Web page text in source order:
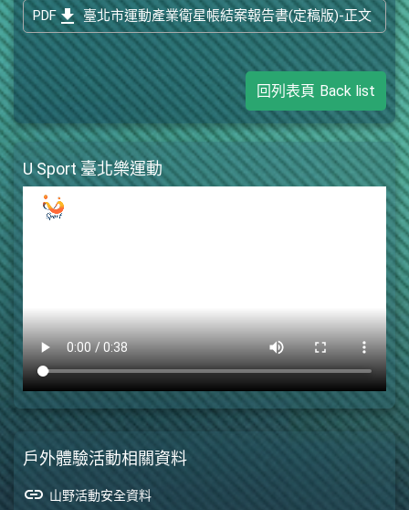
PDFget_app 臺北市運動產業衛星帳結案報告書(定稿版)-正文
回列表頁 Back list
U Sport 臺北樂運動
戶外體驗活動相關資料
link 山野活動安全資料